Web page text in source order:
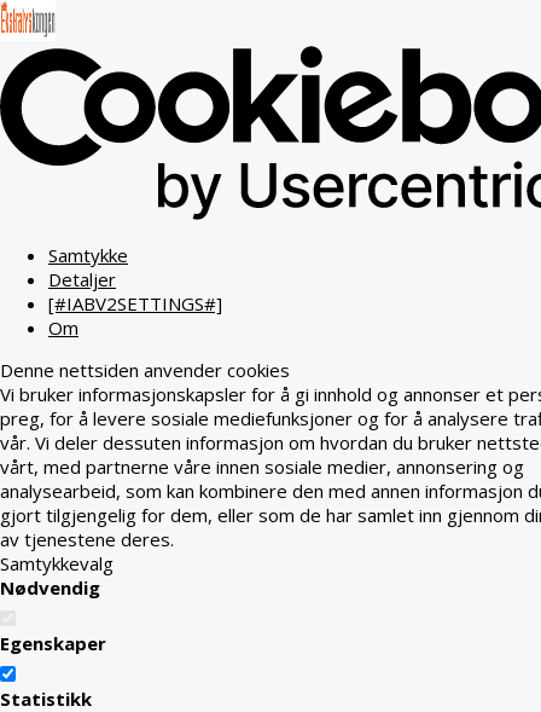
Samtykke
Detaljer
[#IABV2SETTINGS#]
Om
Denne nettsiden anvender cookies
Vi bruker informasjonskapsler for å gi innhold og annonser et
preg, for å levere sosiale mediefunksjoner og for å analysere
vår. Vi deler dessuten informasjon om hvordan du bruker
vårt, med partnerne våre innen sosiale medier, annonsering og
analysearbeid, som kan kombinere den med annen informasjon
gjort tilgjengelig for dem, eller som de har samlet inn gjennom
av tjenestene deres.
Samtykkevalg
Nødvendig
Egenskaper
Statistikk